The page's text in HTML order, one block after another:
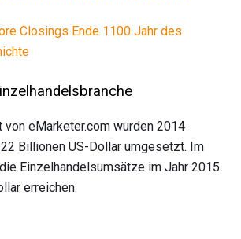
Closings Ende 1100 Jahr des
von eMarketer.com wurden 2014
Billionen US-Dollar umgesetzt. Im
Einzelhandelsumsätze im Jahr 2015
erreichen.